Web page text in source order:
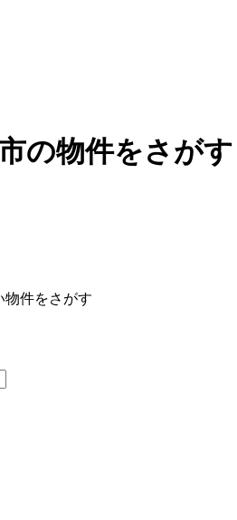
の物件をさがす
物件をさがす